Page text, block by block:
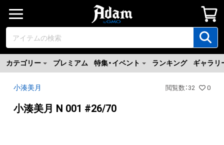
カテゴリー プレミアム 特集・イベント ランキング ギャラリ
小湊美月 閲覧数 ： 32 0
小湊美月 N 001 #26/70